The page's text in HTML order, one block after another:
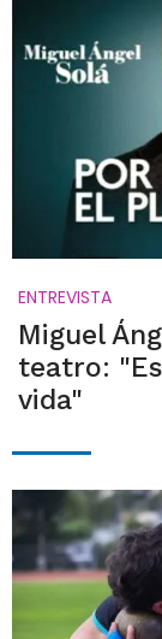
ENTREVISTA
Miguel
teatro:
vida"